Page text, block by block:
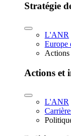
Stratégie
L'ANR
Europe
Actions
Actions et
L'ANR